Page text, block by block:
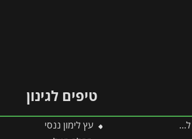
טיפים לגינון
עץ לימון ננסי